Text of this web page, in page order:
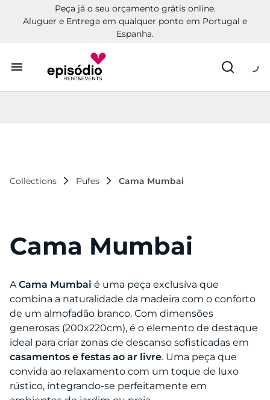
Peça já o seu orçamento grátis online.
Aluguer e Entrega em qualquer ponto em Portugal e
Espanha.
Aluguer
Collections Pufes Cama Mumbai
Cama Mumbai
ACama Mumbai é uma peça exclusiva que
combina a naturalidade da madeira com o conforto
de um almofadão branco. Com dimensões
generosas (200x220cm), é o elemento de destaque
ideal para criar zonas de descanso sofisticadas em
casamentos e festas ao ar livre. Uma peça que
convida ao relaxamento com um toque de luxo
rústico, integrando-se perfeitamente em